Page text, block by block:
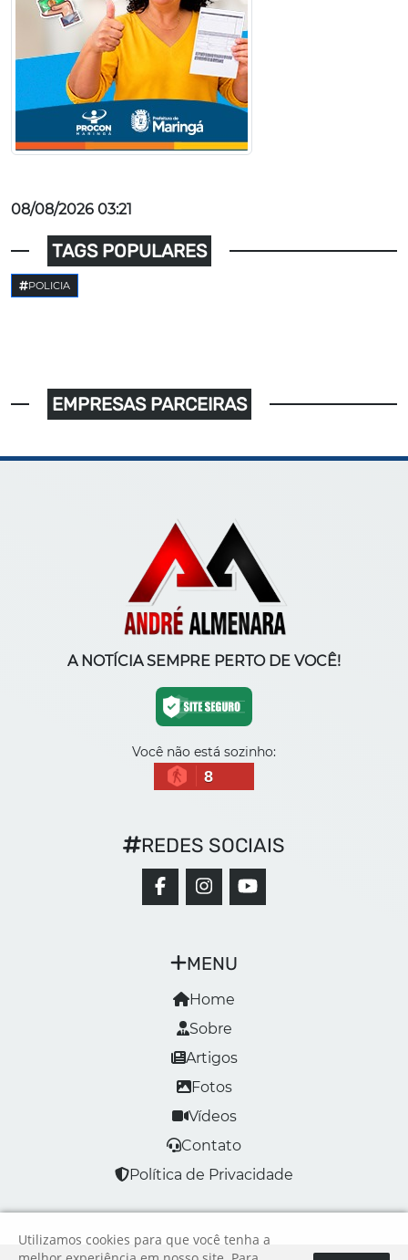
08/08/2026 03:21
TAGS POPULARES
POLICIA
EMPRESAS PARCEIRAS
A NOTÍCIA SEMPRE PERTO DE VOCÊ!
Você não está sozinho:
8
MENU
Home
Sobre
Artigos
Fotos
Vídeos
Contato
Política de Privacidade
REDES SOCIAIS
Utilizamos cookies para que você tenha a